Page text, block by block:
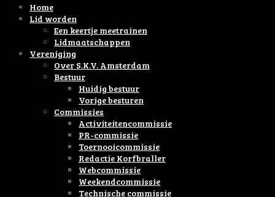
Home
Lid worden
Een keertje meetrainen
Lidmaatschappen
Vereniging
Over S.K.V. Amsterdam
Bestuur
Huidig bestuur
Vorige besturen
Commissies
Activiteitencommissie
PR-commissie
Toernooicommissie
Redactie Korfbraller
Webcommissie
Weekendcommissie
Technische commissie